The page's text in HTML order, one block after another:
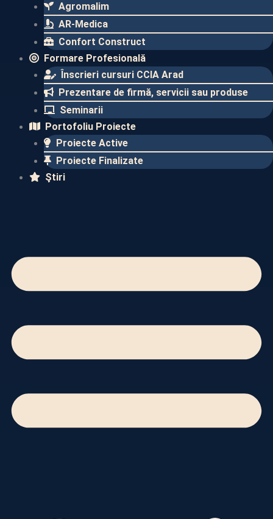
Agromalim
AR-Medica
Confort Construct
Formare Profesională
Înscrieri cursuri CCIA Arad
Prezentare de firmă, servicii sau produse
Seminarii
Portofoliu Proiecte
Proiecte Active
Proiecte Finalizate​
Ştiri